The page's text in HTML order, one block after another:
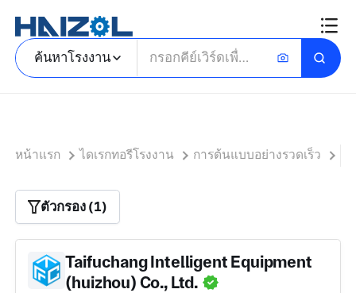
ค้นหาโรงงาน
หน้าแรก ไดเรกทอรีโรงงาน การต้นแบบอย่างรวดเร็ว
ตัวกรอง (1)
Taifuchang Intelligent Equipment
(huizhou) Co., Ltd.